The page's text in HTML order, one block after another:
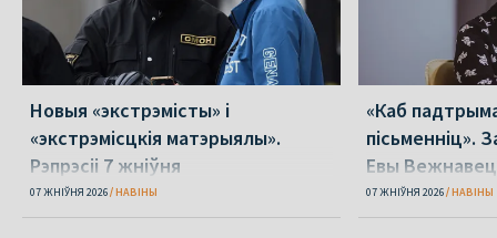
Новыя «экстрэмісты» і
«экстрэмісцкія матэрыялы».
Рэпрэсіі 7 жніўня
07 ЖНІЎНЯ 2026 НАВІНЫ
«Каб
пісьменніц».
Евы Вежнавец
07 ЖНІЎНЯ 2026 НАВІНЫ